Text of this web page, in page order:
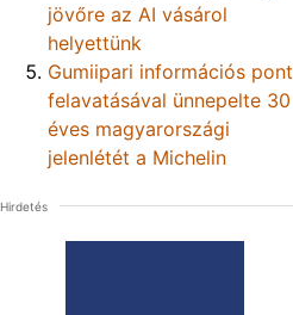
jövőre az AI vásárol
helyettünk
Gumiipari információs pont
felavatásával ünnepelte 30
éves magyarországi
jelenlétét a Michelin
Hirdetés